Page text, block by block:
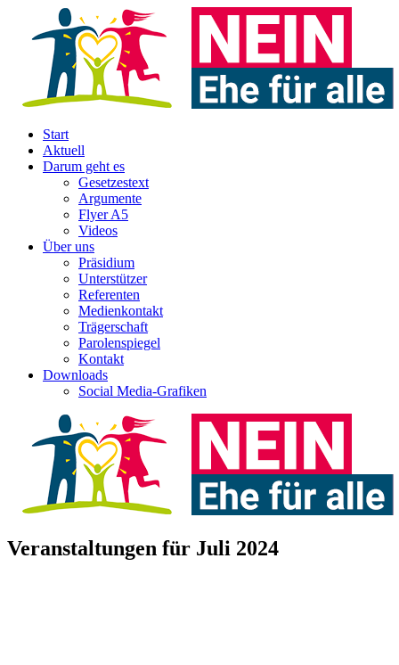
Start
Aktuell
Darum geht es
Gesetzestext
Argumente
Flyer A5
Videos
Über uns
Präsidium
Unterstützer
Referenten
Medienkontakt
Trägerschaft
Parolenspiegel
Kontakt
Downloads
Social Media-Grafiken
Veranstaltungen für Juli 2024